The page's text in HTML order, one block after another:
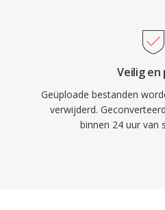
Veilig en
Geüploade bestanden
verwijderd.
binnen 24 uur van